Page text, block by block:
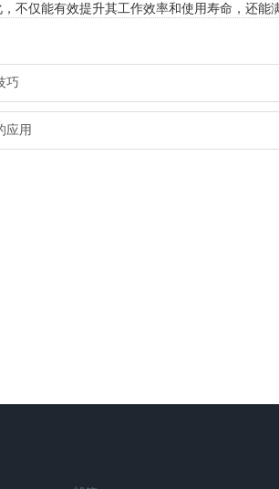
不仅能有效提升其工作效率和使用寿命，还能
巧
应用